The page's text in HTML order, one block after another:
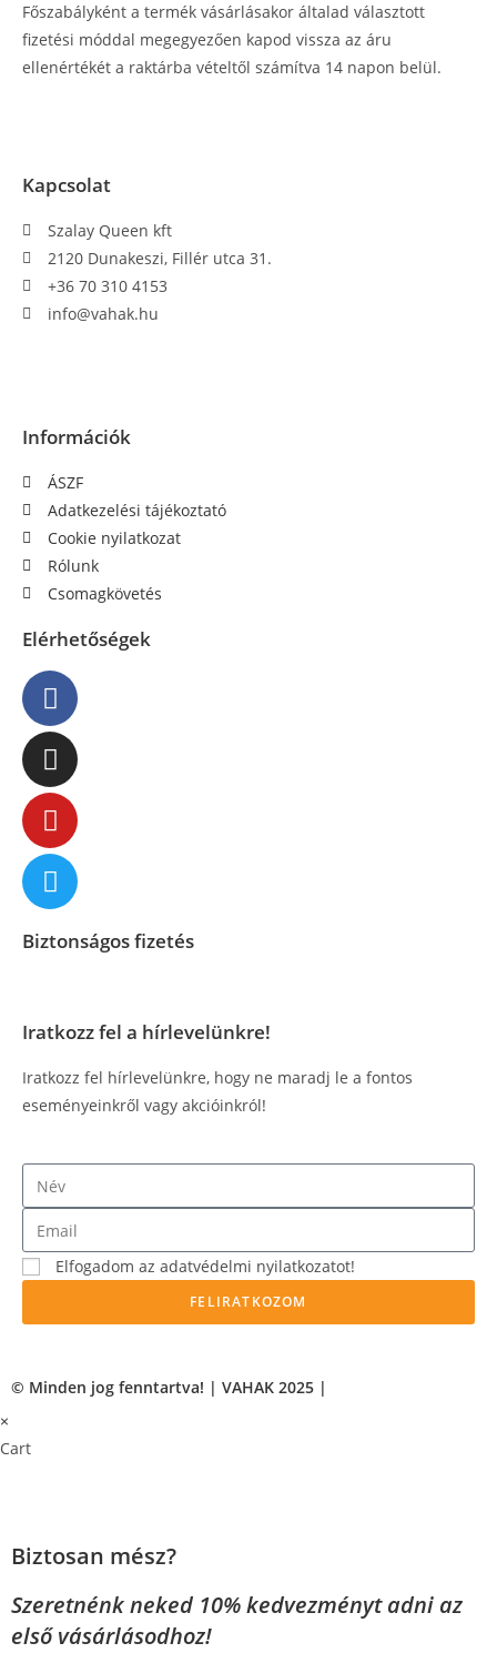
Főszabályként a termék vásárlásakor általad választott
fizetési móddal megegyezően kapod vissza az áru
ellenértékét a raktárba vételtől számítva 14 napon belül.
Kapcsolat
Szalay Queen kft
2120 Dunakeszi, Fillér utca 31.
+36 70 310 4153
info@vahak.hu
Információk
ÁSZF
Adatkezelési tájékoztató
Cookie nyilatkozat
Rólunk
Csomagkövetés
Elérhetőségek
Biztonságos fizetés
Iratkozz fel a hírlevelünkre!
Iratkozz fel hírlevelünkre, hogy ne maradj le a fontos
eseményeinkről vagy akcióinkról!
Elfogadom az adatvédelmi nyilatkozatot!
FELIRATKOZOM
© Minden jog fenntartva! | VAHAK 2025 |
×
Cart
Biztosan mész?
Szeretnénk neked 10% kedvezményt adni az
első vásárlásodhoz!